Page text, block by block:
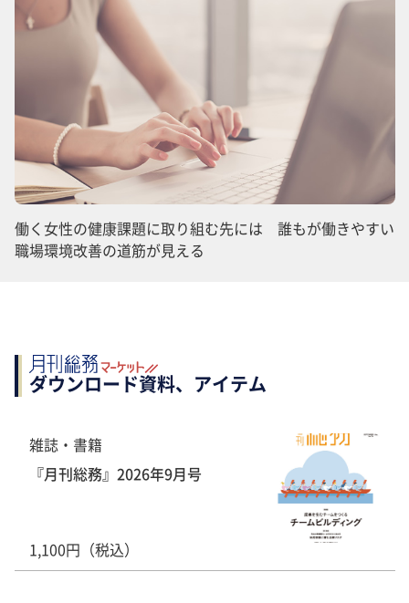
働く女性の健康課題に取り組む先には 誰もが働きやすい
職場環境改善の道筋が見える
ダウンロード資料、アイテム
雑誌・書籍
『月刊総務』2026年9月号
1,100円（税込）